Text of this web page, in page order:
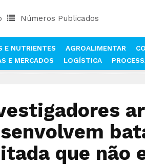
Números Publicados
E NUTRIENTES AGROALIMENTAR
E MERCADOS
LOGÍSTICA
que não